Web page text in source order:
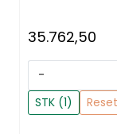
35.762,50
-
STK (1) Reset